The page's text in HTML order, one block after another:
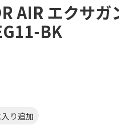
AIR エクサガ
BK
り追加